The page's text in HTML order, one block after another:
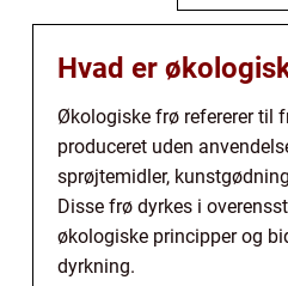
Hvad er
Økologiske frø refererer til
produceret uden
sprøjtemidler,
Disse frø dyrkes i
økologiske principper og
dyrkning.